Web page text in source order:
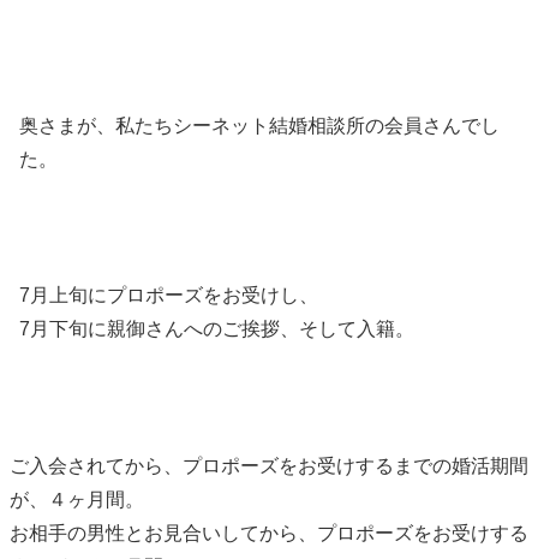
奥さまが、私たちシーネット結婚相談所の会員さんでし
た。
7月上旬にプロポーズをお受けし、
7月下旬に親御さんへのご挨拶、そして入籍。
ご入会されてから、プロポーズをお受けするまでの婚活期間
が、４ヶ月間。
お相手の男性とお見合いしてから、プロポーズをお受けする